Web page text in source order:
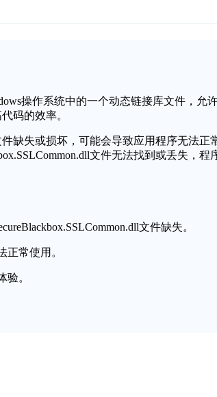
操作系统中的一个动态链接库文件，允
码的效率。
件缺失或损坏，可能会导致应用程序无法
文件无法找到或丢失，
文件缺失。
常使用。
验。